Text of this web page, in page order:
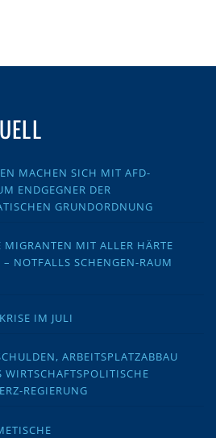
MACHEN SICH MIT AFD-
ENDGEGNER DER
GRUNDORDNUNG
MIGRANTEN MIT ALLER HÄRTE
NOTFALLS SCHENGEN-RAUM
IM JULI
ARBEITSPLATZABBAU
REGIERUNG